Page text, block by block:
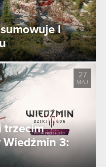
I
trzecim
3:
27
MAJ